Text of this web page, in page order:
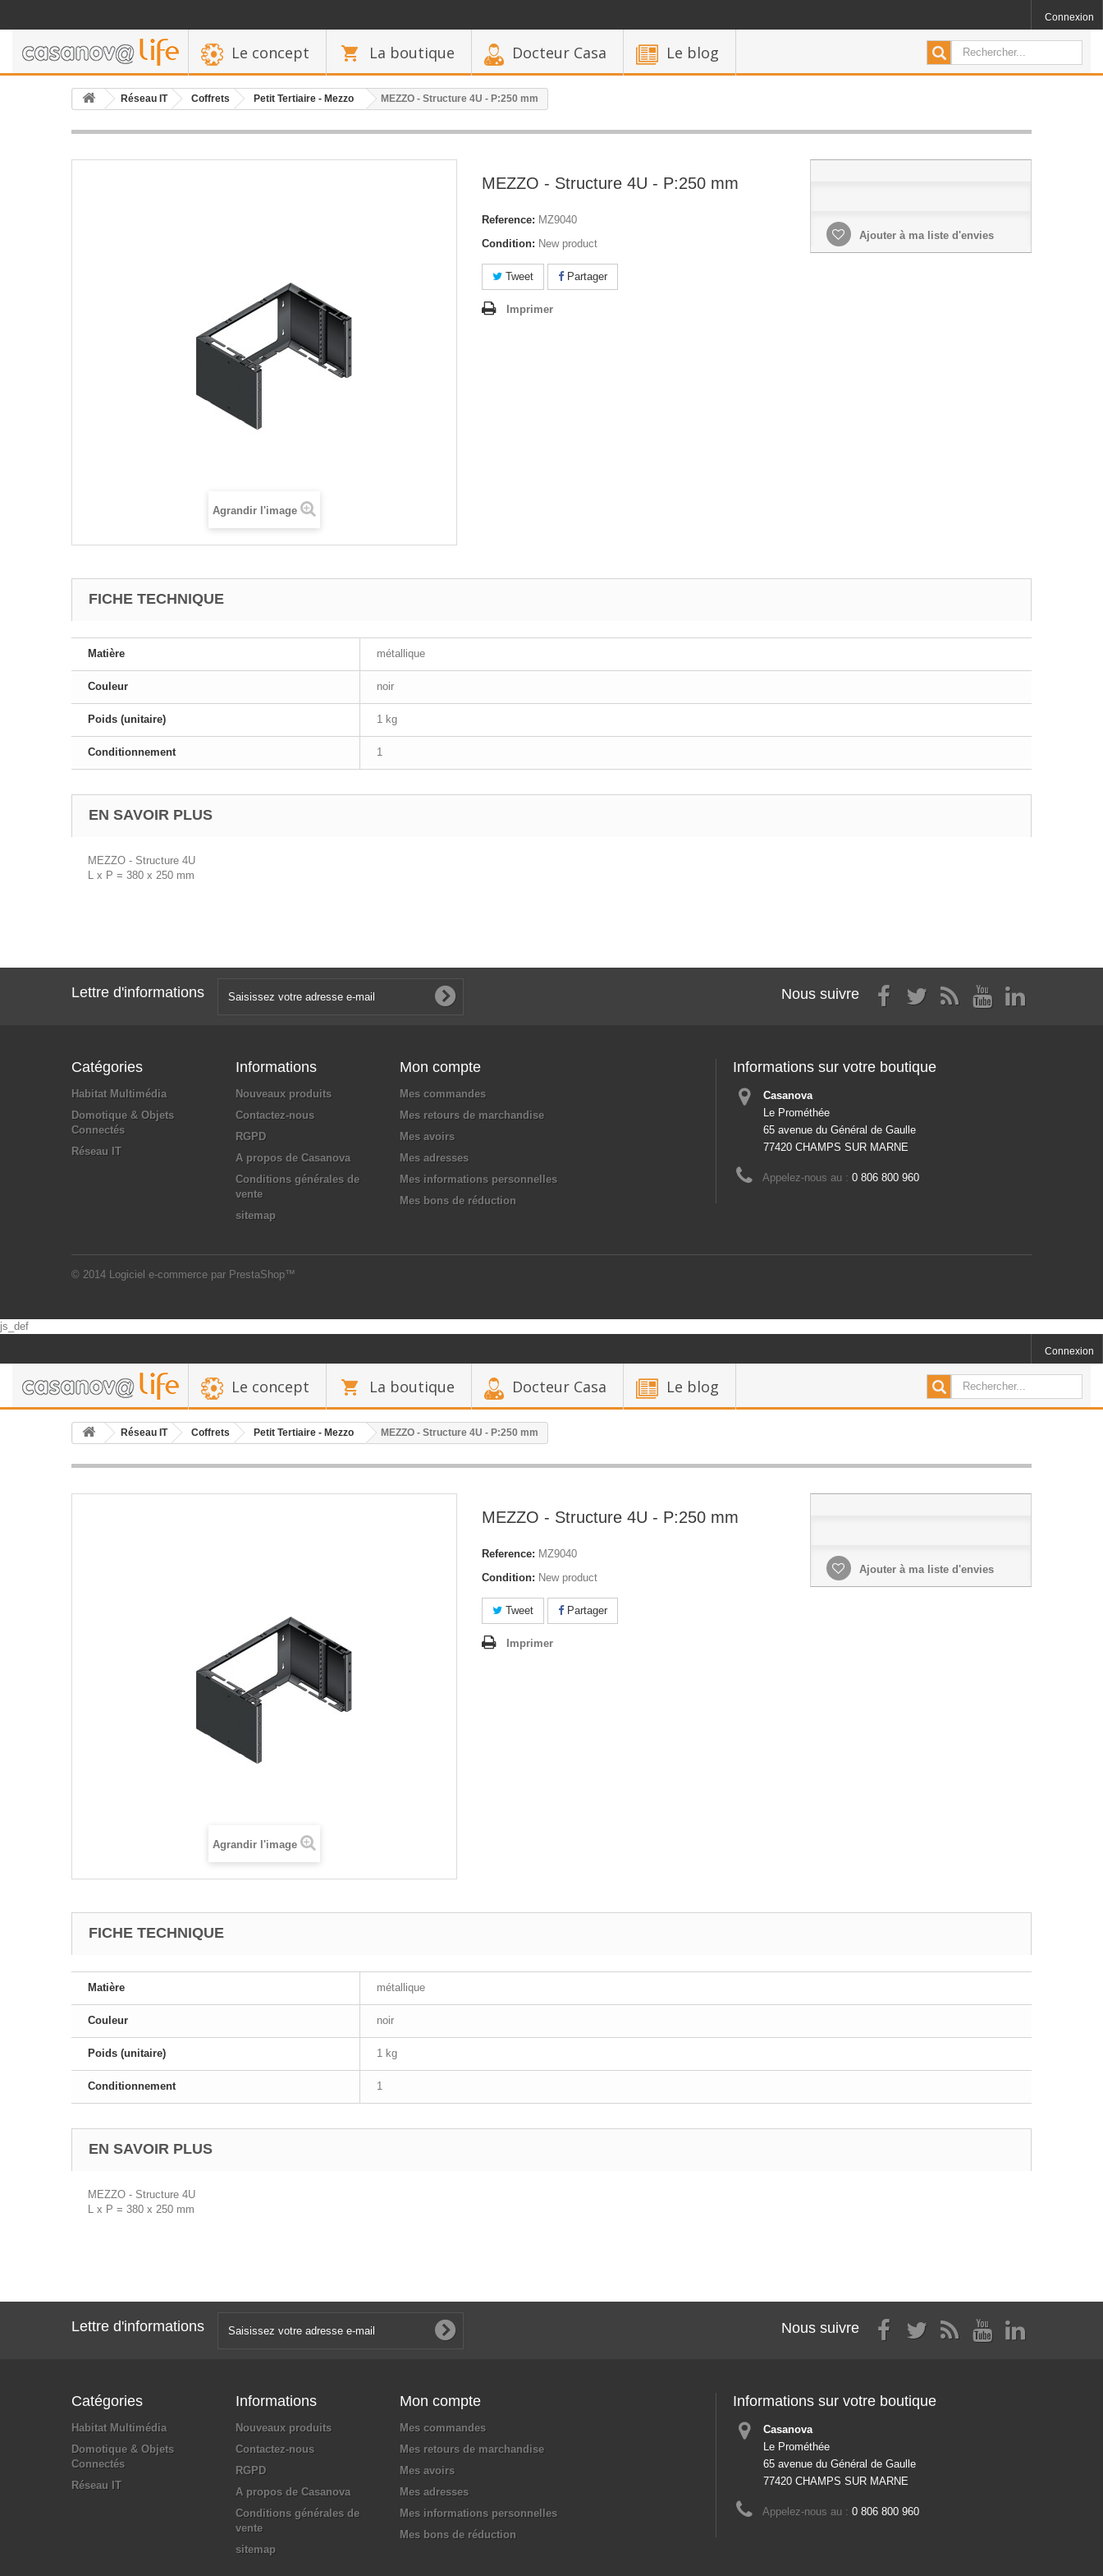
Connexion
Le concept La boutique Docteur Casa Le blog
Réseau IT Coffrets Petit Tertiaire - Mezzo MEZZO - Structure 4U - P:250 mm
Agrandir l'image
MEZZO - Structure 4U - P:250 mm
Reference: MZ9040
Condition: New product
Tweet Partager
Imprimer
Ajouter à ma liste d'envies
FICHE TECHNIQUE
Matière métallique
Couleur noir
Poids (unitaire) 1 kg
Conditionnement 1
EN SAVOIR PLUS
MEZZO - Structure 4U
L x P = 380 x 250 mm
Lettre d'informations Nous suivre
Catégories
Habitat Multimédia
Domotique & Objets
Connectés
Réseau IT
Informations
Nouveaux produits
Contactez-nous
RGPD
A propos de Casanova
Conditions générales de
vente
sitemap
© 2014 Logiciel e-commerce par PrestaShop™
Mon compte
Mes commandes
Mes retours de marchandise
Mes avoirs
Mes adresses
Mes informations personnelles
Mes bons de réduction
Informations sur votre boutique
Casanova
Le Prométhée
65 avenue du Général de Gaulle
77420 CHAMPS SUR MARNE
Appelez-nous au : 0 806 800 960
js_def
Connexion
Le concept La boutique Docteur Casa Le blog
Réseau IT Coffrets Petit Tertiaire - Mezzo MEZZO - Structure 4U - P:250 mm
Agrandir l'image
MEZZO - Structure 4U - P:250 mm
Reference: MZ9040
Condition: New product
Tweet Partager
Imprimer
Ajouter à ma liste d'envies
FICHE TECHNIQUE
Matière métallique
Couleur noir
Poids (unitaire) 1 kg
Conditionnement 1
EN SAVOIR PLUS
MEZZO - Structure 4U
L x P = 380 x 250 mm
Lettre d'informations Nous suivre
Catégories
Habitat Multimédia
Domotique & Objets
Connectés
Réseau IT
Informations
Nouveaux produits
Contactez-nous
RGPD
A propos de Casanova
Conditions générales de
vente
sitemap
Mon compte
Mes commandes
Mes retours de marchandise
Mes avoirs
Mes adresses
Mes informations personnelles
Mes bons de réduction
Informations sur votre boutique
Casanova
Le Prométhée
65 avenue du Général de Gaulle
77420 CHAMPS SUR MARNE
Appelez-nous au : 0 806 800 960